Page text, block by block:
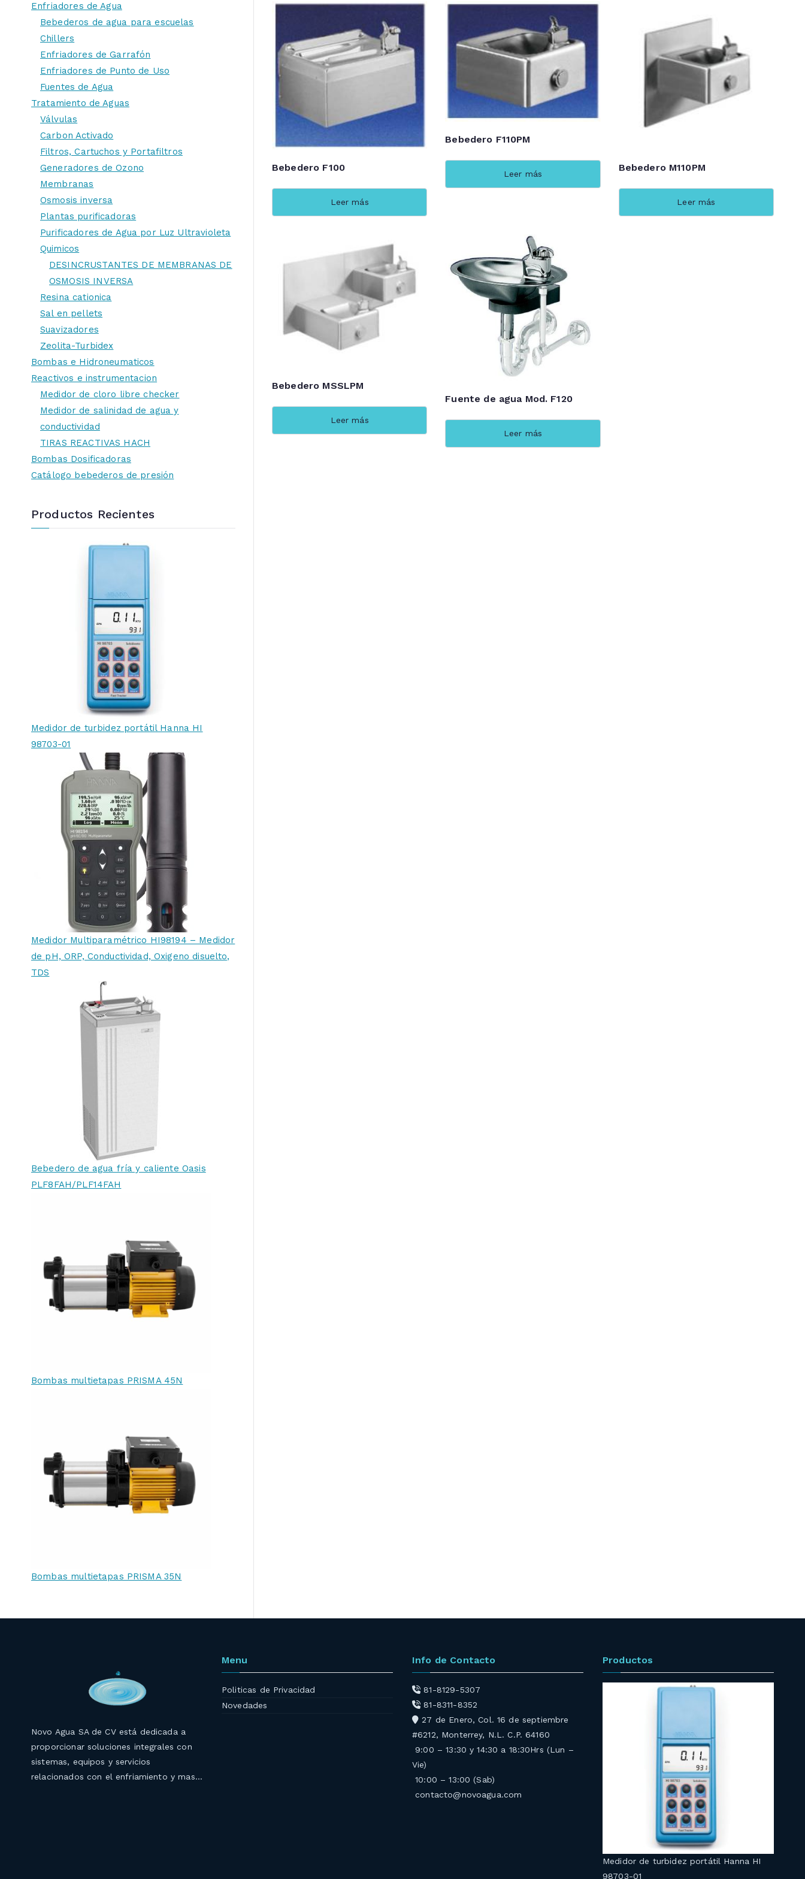
Bebedero F100
Leer más
Bebedero F110PM
Leer más
Bebedero M110PM
Leer más
Bebedero MSSLPM
Leer más
Fuente de agua Mod. F120
Leer más
Enfriadores de Agua
Bebederos de agua para escuelas
Chillers
Enfriadores de Garrafón
Enfriadores de Punto de Uso
Fuentes de Agua
Tratamiento de Aguas
Válvulas
Carbon Activado
Filtros, Cartuchos y Portafiltros
Generadores de Ozono
Membranas
Osmosis inversa
Plantas purificadoras
Purificadores de Agua por Luz Ultravioleta
Quimicos
DESINCRUSTANTES DE MEMBRANAS DE
OSMOSIS INVERSA
Resina cationica
Sal en pellets
Suavizadores
Zeolita-Turbidex
Bombas e Hidroneumaticos
Reactivos e instrumentacion
Medidor de cloro libre checker
Medidor de salinidad de agua y
conductividad
TIRAS REACTIVAS HACH
Bombas Dosificadoras
Catálogo bebederos de presión
Productos Recientes
Medidor de turbidez portátil Hanna HI
98703-01
Medidor Multiparamétrico HI98194 – Medidor
de pH, ORP, Conductividad, Oxigeno disuelto,
TDS
Bebedero de agua fría y caliente Oasis
PLF8FAH/PLF14FAH
Bombas multietapas PRISMA 45N
Bombas multietapas PRISMA 35N
Novo Agua SA de CV está dedicada a
proporcionar soluciones integrales con
sistemas, equipos y servicios
relacionados con el enfriamiento y mas…
Menu
Politicas de Privacidad
Novedades
Info de Contacto
81-8129-5307
81-8311-8352
27 de Enero, Col. 16 de septiembre
#6212, Monterrey, N.L. C.P. 64160
9:00 – 13:30 y 14:30 a 18:30Hrs (Lun –
Vie)
10:00 – 13:00 (Sab)
contacto@novoagua.com
Productos
Medidor de turbidez portátil Hanna HI
98703-01